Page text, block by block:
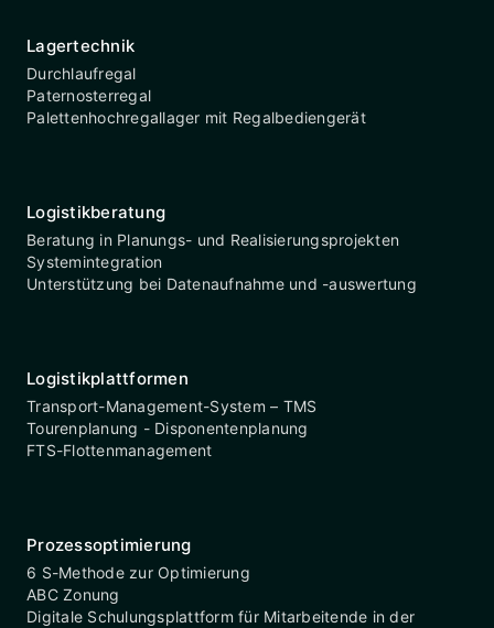
Lagertechnik
Durchlaufregal
Paternosterregal
Palettenhochregallager mit Regalbediengerät
Logistikberatung
Beratung in Planungs- und Realisierungsprojekten
Systemintegration
Unterstützung bei Datenaufnahme und -auswertung
Logistikplattformen
Transport-Management-System – TMS
Tourenplanung - Disponentenplanung
FTS-Flottenmanagement
Prozessoptimierung
6 S-Methode zur Optimierung
ABC Zonung
Digitale Schulungsplattform für Mitarbeitende in der